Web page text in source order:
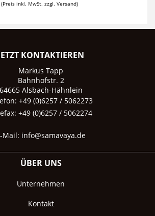
(Preis inkl. MwSt. zzgl. Versand)
KONTAKTIEREN
Markus Tapp
Bahnhofstr. 2
64665 Alsbach-Hähnlein
+49 (0)6257 / 5062273
+49 (0)6257 / 5062274
Mail: info@samavaya.de
ÜBER UNS
Unternehmen
Kontakt